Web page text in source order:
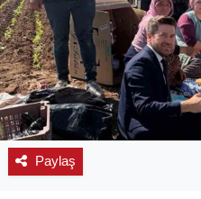
Paylaş
BİLİM - TEKNOLOJİ
KADIN
KÜLTÜR SANAT
MAGAZİN